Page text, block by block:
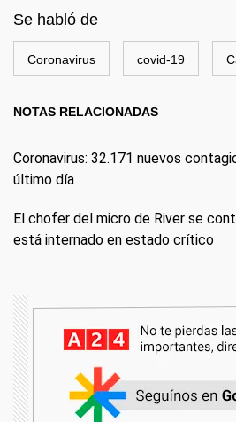
Se habló de
Coronavirus covid-19
NOTAS RELACIONADAS
Coronavirus: 32.171 nuevos
último día
El chofer del micro de River se
está internado en estado crítico